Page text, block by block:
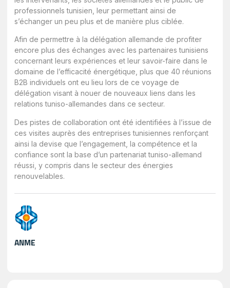
professionnels tunisien, leur permettant ainsi de
s’échanger un peu plus et de manière plus ciblée.
Afin de permettre à la délégation allemande de profiter
encore plus des échanges avec les partenaires tunisiens
concernant leurs expériences et leur savoir-faire dans le
domaine de l’efficacité énergétique, plus que 40 réunions
B2B individuels ont eu lieu lors de ce voyage de
délégation visant à nouer de nouveaux liens dans les
relations tuniso-allemandes dans ce secteur.
Des pistes de collaboration ont été identifiées à l’issue de
ces visites auprès des entreprises tunisiennes renforçant
ainsi la devise que l’engagement, la compétence et la
confiance sont la base d’un partenariat tuniso-allemand
réussi, y compris dans le secteur des énergies
renouvelables.
ANME